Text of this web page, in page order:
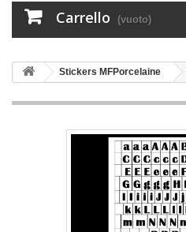
Carrello (vuoto)
Stickers MFPorcelaine